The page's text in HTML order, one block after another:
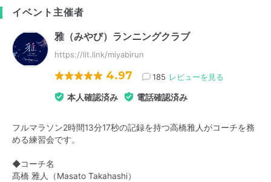
イベント主催者
雅（みやび）ランニングクラブ
https://lit.link/miyabirun
4.97 185 レビューを見る
本人確認済み 電話確認済み
フルマラソン2時間13分17秒の記録を持つ高橋雅人がコーチを務
める練習会です。
◆コーチ名
髙橋 雅人（Masato Takahashi）